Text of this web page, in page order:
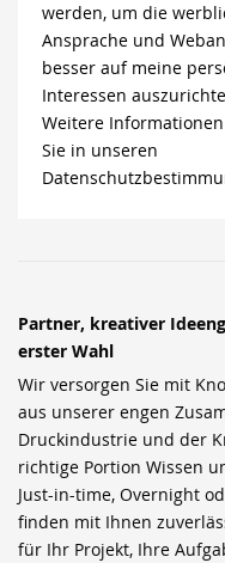
werden, um die
Ansprache und
besser auf meine
Interessen
Weitere
Sie in unseren
Partner, kreativer
erster Wahl
Wir versorgen Sie mit
aus unserer engen
Druckindustrie und der
richtige Portion Wissen
Just-in-time, Overnight
finden mit Ihnen
für Ihr Projekt, Ihre